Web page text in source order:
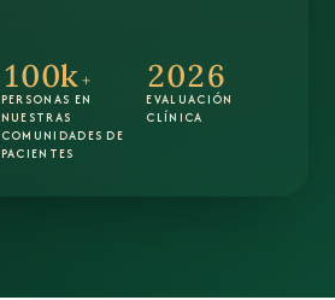
100k+
PERSONAS EN
NUESTRAS
COMUNIDADES DE
PACIENTES
2026
EVALUACIÓN
CLÍNICA